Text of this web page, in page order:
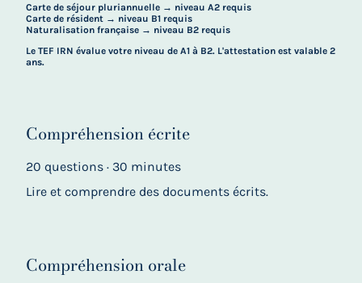
Carte de séjour pluriannuelle → niveau A2 requis
Carte de résident → niveau B1 requis
Naturalisation française → niveau B2 requis
Le TEF IRN évalue votre niveau de A1 à B2. L'attestation est valable 2
ans.
Compréhension écrite
20 questions · 30 minutes
Lire et comprendre des documents écrits.
Compréhension orale